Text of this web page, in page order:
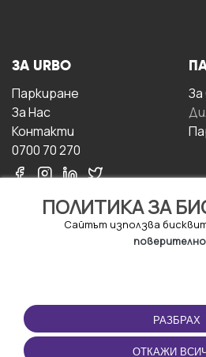
ПОЛИТИКА ЗА
Сайтът използва
РАЗБРАХ
ОТКАЖИ
ЗА URBO
Паркиране
За Hас
Контакти
0700 70 270
За
ПОЛЗВАНЕ
Правила и условия за
ползване